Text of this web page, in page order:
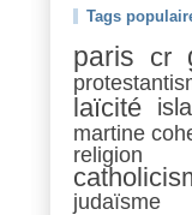
Tags
paris cr
laïcité
martine
religion
judaïsme